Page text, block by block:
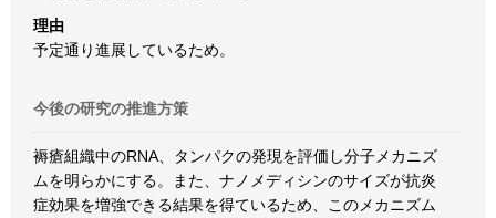
理由
予定通り進展しているため。
今後の研究の推進方策
褥瘡組織中のRNA、タンパクの発現を評価し分子メカニズ
ムを明らかにする。また、ナノメディシンのサイズが抗炎
症効果を増強できる結果を得ているため、このメカニズム